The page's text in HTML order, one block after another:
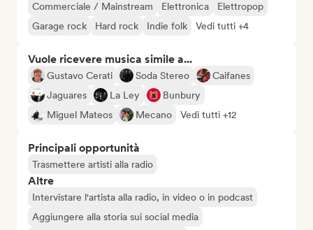
Commerciale / Mainstream Elettronica
Elettropop
Garage rock
Hard rock Indie folk Vedi tutti +4
Vuole ricevere musica simile a...
Gustavo Cerati Soda Stereo
Caifanes
Jaguares
La Ley
Bunbury
Miguel Mateos
Mecano Vedi tutti +12
Principali opportunità
Trasmettere artisti alla radio
Altre
Intervistare l'artista alla radio, in video o in podcast
Aggiungere alla storia sui social media